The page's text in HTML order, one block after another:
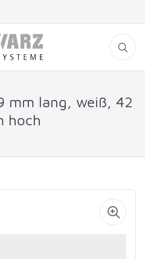
mm lang, weiß, 42
hoch